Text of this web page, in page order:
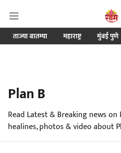
ताज्या बातम्या महाराष्ट्र मुंबई पुणे
Plan B
Read Latest & Breaking news on
healines, photos & video about